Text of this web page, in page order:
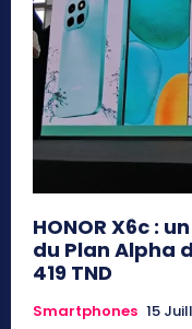
HONOR X6c :
du Plan Alpha
419 TND
Smartphones 15